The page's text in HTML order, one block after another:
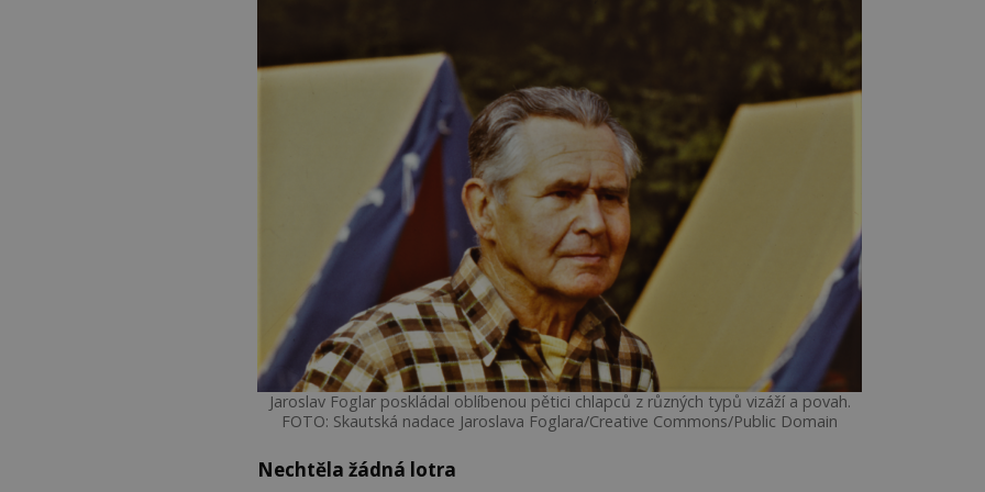
Jaroslav Foglar poskládal oblíbenou pětici chlapců z různých typů vizáží a povah.
FOTO: Skautská nadace Jaroslava Foglara/Creative Commons/Public Domain
Nechtěla žádná lotra